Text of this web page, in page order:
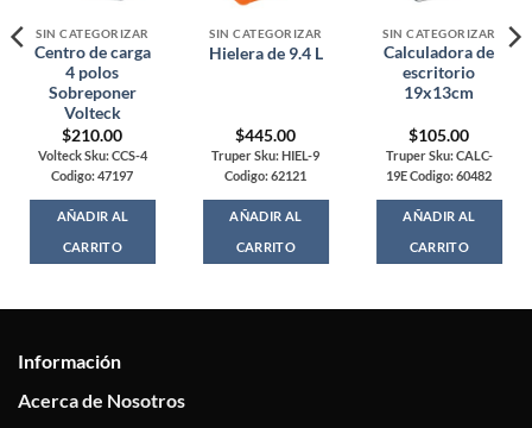
SIN CATEGORIZAR
Centro de carga
4 polos
Sobreponer
Volteck
$210.00
Volteck Sku: CCS-4
Codigo: 47197
AÑADIR AL
CARRITO
SIN CATEGORIZAR
Hielera de 9.4 L
$445.00
Truper Sku: HIEL-9
Codigo: 62121
AÑADIR AL
CARRITO
SIN CATEGORIZAR
Calculadora de
escritorio
19x13cm
$105.00
Truper Sku: CALC-
19E Codigo: 60482
AÑADIR AL
CARRITO
Información
Acerca de Nosotros